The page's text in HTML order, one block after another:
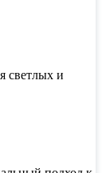
светлых и